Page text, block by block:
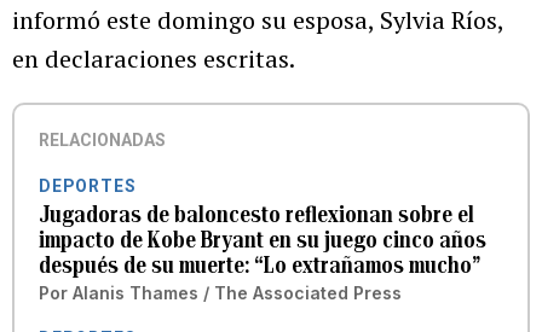
informó este domingo su esposa, Sylvia Ríos,
en declaraciones escritas.
RELACIONADAS
DEPORTES
Jugadoras de baloncesto reflexionan sobre el
impacto de Kobe Bryant en su juego cinco años
después de su muerte: “Lo extrañamos mucho”
Por Alanis Thames / The Associated Press